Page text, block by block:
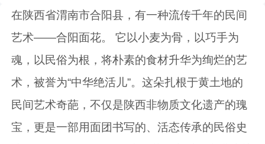
在陕西省渭南市合阳县，有一种流传千年的民间
艺术——合阳面花。 它以小麦为骨，以巧手为
魂，以民俗为根，将朴素的食材升华为绚烂的艺
术，被誉为“中华绝活儿”。这朵扎根于黄土地的
民间艺术奇葩，不仅是陕西非物质文化遗产的瑰
宝，更是一部用面团书写的、活态传承的民俗史